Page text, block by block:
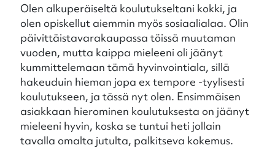
Olen alkuperäiseltä koulutukseltani kokki, ja
olen opiskellut aiemmin myös sosiaalialaa. Olin
päivittäistavarakaupassa töissä muutaman
vuoden, mutta kaippa mieleeni oli jäänyt
kummittelemaan tämä hyvinvointiala, sillä
hakeuduin hieman jopa ex tempore -tyylisesti
koulutukseen, ja tässä nyt olen. Ensimmäisen
asiakkaan hierominen koulutuksesta on jäänyt
mieleeni hyvin, koska se tuntui heti jollain
tavalla omalta jutulta, palkitseva kokemus.